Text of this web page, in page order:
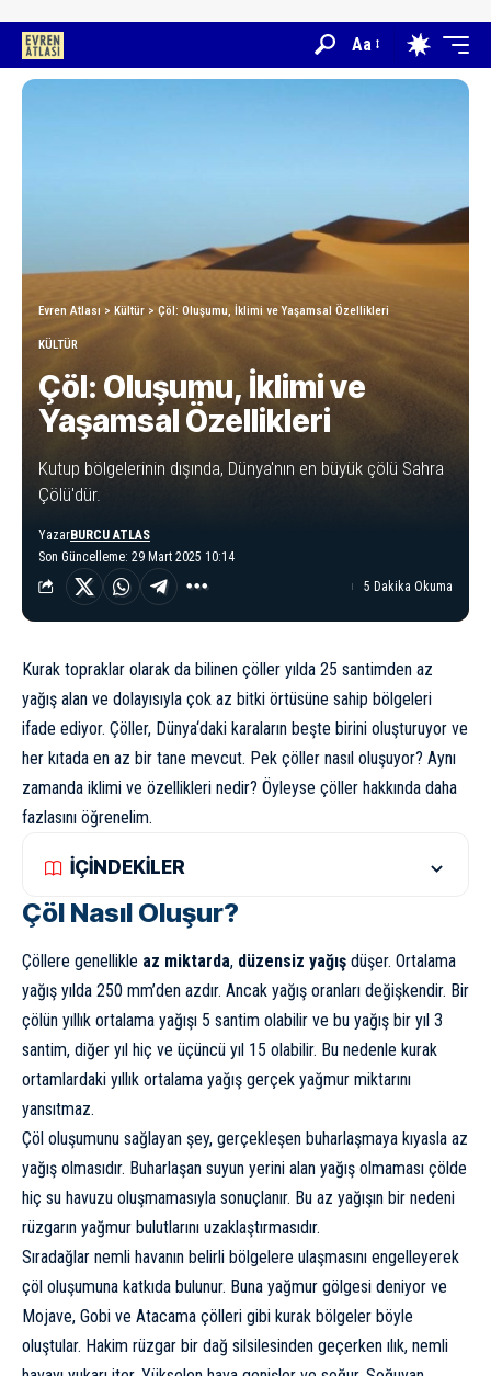
Aa
Evren Atlası > Kültür > Çöl: Oluşumu, İklimi ve Yaşamsal Özellikleri
KÜLTÜR
Çöl: Oluşumu, İklimi ve
Yaşamsal Özellikleri
Kutup bölgelerinin dışında, Dünya'nın en büyük çölü Sahra
Çölü'dür.
Son Güncelleme: 29 Mart 2025 10:14
YazarBURCU ATLAS
5 Dakika Okuma
Kurak topraklar olarak da bilinen çöller yılda 25 santimden az
yağış alan ve dolayısıyla çok az bitki örtüsüne sahip bölgeleri
ifade ediyor. Çöller, Dünya‘daki karaların beşte birini oluşturuyor ve
her kıtada en az bir tane mevcut. Pek çöller nasıl oluşuyor? Aynı
zamanda iklimi ve özellikleri nedir? Öyleyse çöller hakkında daha
fazlasını öğrenelim.
İÇİNDEKİLER
Çöl Nasıl Oluşur?
Çöllere genellikle az miktarda, düzensiz yağış düşer. Ortalama
yağış yılda 250 mm’den azdır. Ancak yağış oranları değişkendir. Bir
çölün yıllık ortalama yağışı 5 santim olabilir ve bu yağış bir yıl 3
santim, diğer yıl hiç ve üçüncü yıl 15 olabilir. Bu nedenle kurak
ortamlardaki yıllık ortalama yağış gerçek yağmur miktarını
yansıtmaz.
Çöl oluşumunu sağlayan şey, gerçekleşen buharlaşmaya kıyasla az
yağış olmasıdır. Buharlaşan suyun yerini alan yağış olmaması çölde
hiç su havuzu oluşmamasıyla sonuçlanır. Bu az yağışın bir nedeni
rüzgarın yağmur bulutlarını uzaklaştırmasıdır.
Sıradağlar nemli havanın belirli bölgelere ulaşmasını engelleyerek
çöl oluşumuna katkıda bulunur. Buna yağmur gölgesi deniyor ve
Mojave, Gobi ve Atacama çölleri gibi kurak bölgeler böyle
oluştular. Hakim rüzgar bir dağ silsilesinden geçerken ılık, nemli